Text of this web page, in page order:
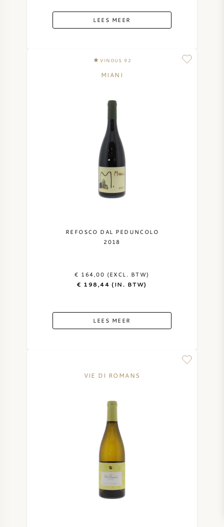
LEES MEER
VINOUS 92
MIANI
REFOSCO DAL PEDUNCOLO
2018
€ 164,00 (EXCL. BTW)
€ 198,44 (IN. BTW)
LEES MEER
VIE DI ROMANS